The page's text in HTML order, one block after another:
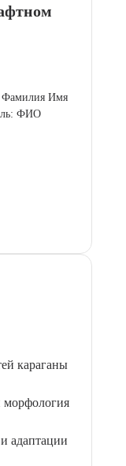
Имя
ФИО
караганы
морфология
адаптации